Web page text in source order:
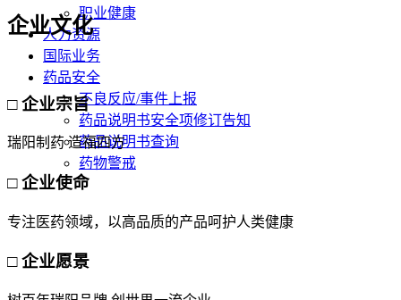
职业健康
人力资源
国际业务
药品安全
不良反应/事件上报
药品说明书安全项修订告知
药品说明书查询
药物警戒
企业文化
□ 企业宗旨
瑞阳制药 造福四方
□ 企业使命
专注医药领域，以高品质的产品呵护人类健康
□ 企业愿景